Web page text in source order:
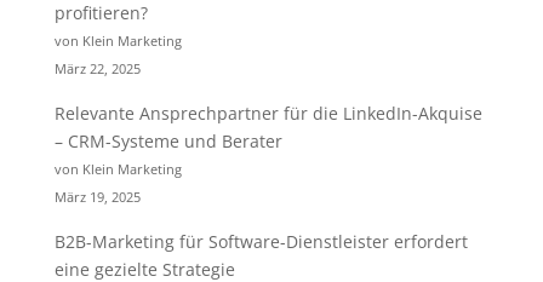
profitieren?
von Klein Marketing
März 22, 2025
Relevante Ansprechpartner für die LinkedIn-Akquise
– CRM-Systeme und Berater
von Klein Marketing
März 19, 2025
B2B-Marketing für Software-Dienstleister erfordert
eine gezielte Strategie